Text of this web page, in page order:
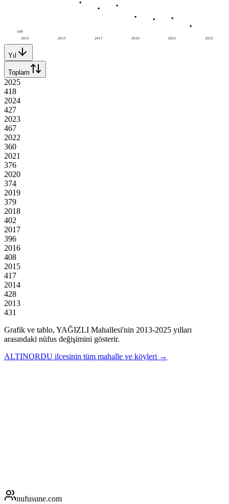
2013 2015 2017 2019 2021 2023
349
Yıl
Toplam
2025
418
2024
427
2023
467
2022
360
2021
376
2020
374
2019
379
2018
402
2017
396
2016
408
2015
417
2014
428
2013
431
Grafik ve tablo, YAĞIZLI Mahallesi'nin 2013-2025 yılları
arasındaki nüfus değişimini gösterir.
ALTINORDU ilçesinin tüm mahalle ve köyleri →
nufusune.com